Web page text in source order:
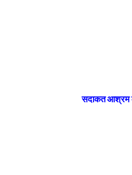
सदाकत आश्रम के